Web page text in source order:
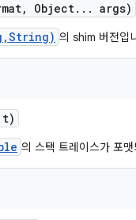
, Object. . . args)
의 shim 버전입
t)
의 스택 트레이스가 포